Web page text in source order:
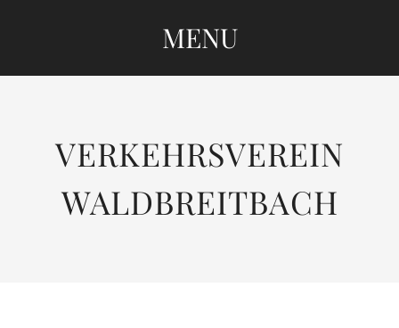
MENU
VERKEHRSVEREIN
WALDBREITBACH